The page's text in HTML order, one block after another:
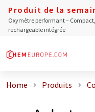
Produit de la
Oxymètre performant –
rechargeable intégrée
Home Produits